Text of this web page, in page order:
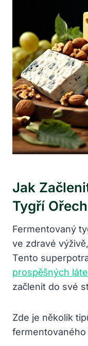
Jak
Tygří
Fermentovaný
ve zdravé
Tento
prospěšných
začlenit do své
Zde je několik